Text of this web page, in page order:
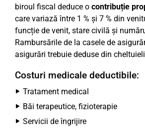
biroul fiscal deduce o contribuție
care variază între 1 % și 7 % din
funcție de venit, stare civilă și
Rambursările de la casele de
asigurări trebuie deduse din
Costuri medicale deductibile:
Tratament medical
Băi terapeutice, fizioterapie
Servicii de îngrijire